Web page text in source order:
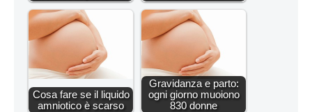
Cosa fare se il liquido
amniotico è scarso
Gravidanza e parto:
ogni giorno muoiono
830 donne